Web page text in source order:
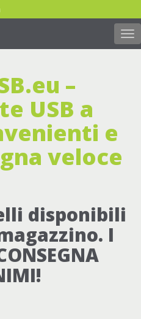
–
USB a
e
veloce
disponibili
I